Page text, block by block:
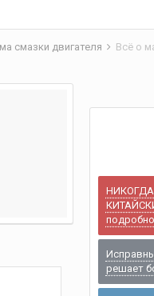
смазки двигателя Всё о
решает